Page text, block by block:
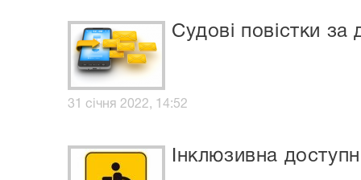
Судові повістки
31 січня 2022, 14:52
Інклюзивна